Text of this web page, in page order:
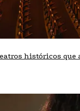
históricos que